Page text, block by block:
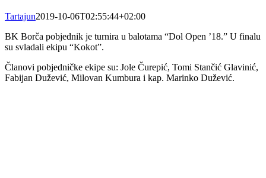
Tartajun2019-10-06T02:55:44+02:00
BK Borča pobjednik je turnira u balotama “Dol Open ’18.” U finalu
su svladali ekipu “Kokot”.
Članovi pobjedničke ekipe su: Jole Čurepić, Tomi Stančić Glavinić,
Fabijan Dužević, Milovan Kumbura i kap. Marinko Dužević.